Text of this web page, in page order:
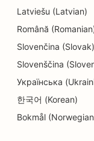
EO etniliste
SEO Facelift
SEO
SEO
Latviešu (Latvian)
Română
Slovenčina (Slovak)
Slovenščina
Українська
한국어 (Korean)
Bokmål